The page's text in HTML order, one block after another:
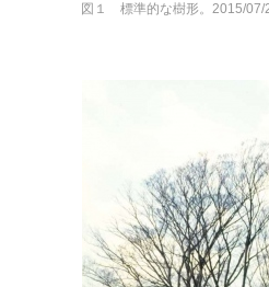
図１ 標準的な樹形。2015/07/